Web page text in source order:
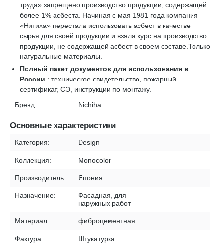
труда» запрещено производство продукции, содержащей
более 1% асбеста. Начиная с мая 1981 года компания
«Нитиха» перестала использовать асбест в качестве
сырья для своей продукции и взяла курс на производство
продукции, не содержащей асбест в своем составе.Только
натуральные материалы.
Полный пакет документов для использования в
России : техническое свидетельство, пожарный
сертификат, СЭ, инструкции по монтажу.
Бренд:
Nichiha
Основные характеристики
Категория: Design
Коллекция: Monocolor
Производитель: Япония
Назначение:
Фасадная, для
наружных работ
Материал: фиброцементная
Фактура: Штукатурка